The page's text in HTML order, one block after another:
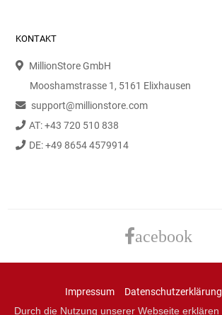
KONTAKT
MillionStore GmbH
Mooshamstrasse 1, 5161 Elixhausen
support@millionstore.com
AT: +43 720 510 838
DE: +49 8654 4579914
acebook
Impressum Datenschutzerklärung
Durch die Nutzung unserer Webseite erklären